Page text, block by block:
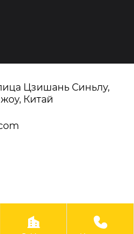
Цзишань Синьлу,
Китай
CSW Machinery Co.,
 